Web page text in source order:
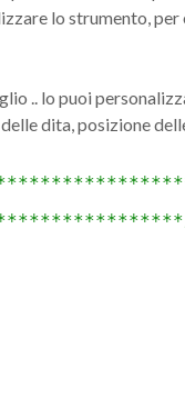
lo strumento,
.. lo puoi
dita, posizione